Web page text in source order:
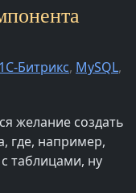
1С-Битрикс, MySQL,
желание создать
где, например,
таблицами, ну